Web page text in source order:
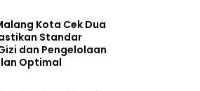
Kota Cek Dua
Standar
dan Pengelolaan
Optimal